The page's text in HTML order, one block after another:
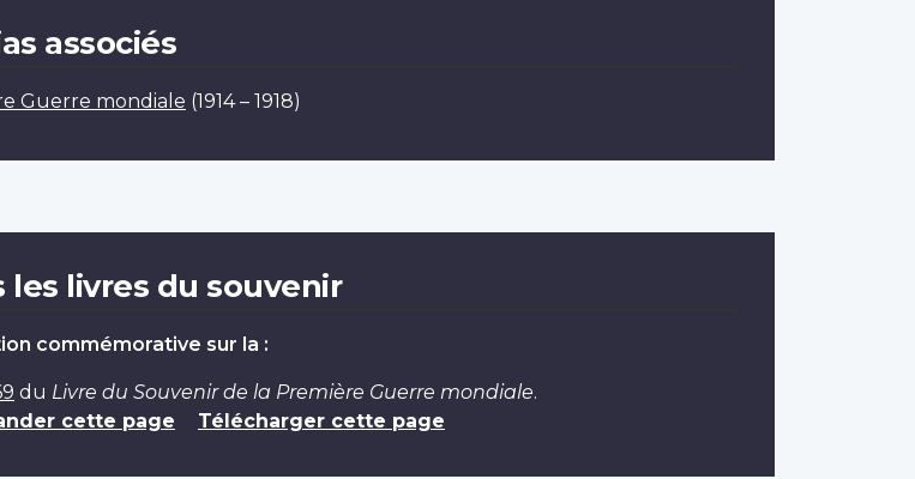
associés
Guerre mondiale (1914 – 1918)
les livres du souvenir
commémorative sur la :
du Livre du Souvenir de la Première Guerre mondiale.
cette page
Télécharger cette page